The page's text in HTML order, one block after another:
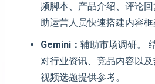
频脚本、产品介绍、评论
助运营人员快速搭建内容框
Gemini： 辅助市场调研。
对行业资讯、竞品内容以
视频选题提供参考。